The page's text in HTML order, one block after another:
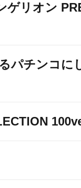
ゲリオン
パチンコに